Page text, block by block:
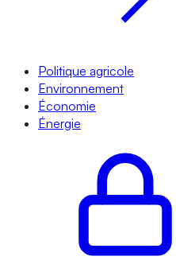
Politique agricole
Environnement
Économie
Énergie